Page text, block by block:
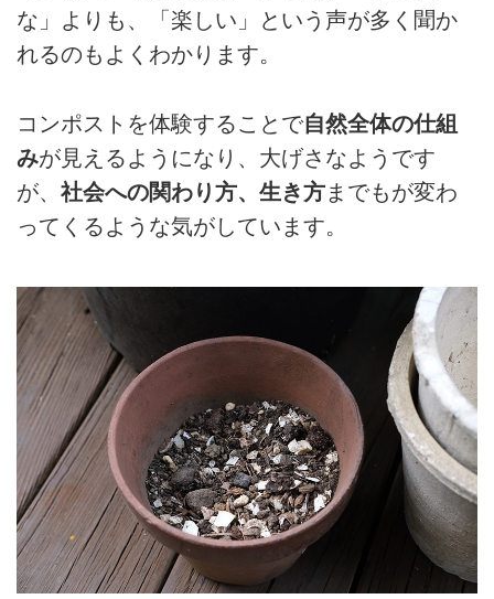
な」よりも、「楽しい」という声が多く聞か
れるのもよくわかります。
コンポストを体験することで自然全体の仕組
みが見えるようになり、大げさなようです
が、 社会への関わり方、生き方までもが変わ
ってくるような気がしています。